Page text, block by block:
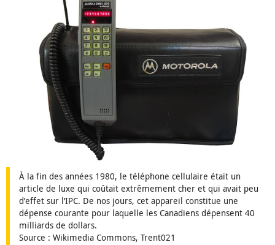
À la fin des années 1980, le téléphone cellulaire était un
article de luxe qui coûtait extrêmement cher et qui avait peu
d’effet sur l’IPC. De nos jours, cet appareil constitue une
dépense courante pour laquelle les Canadiens dépensent 40
milliards de dollars.
Source : Wikimedia Commons, Trent021